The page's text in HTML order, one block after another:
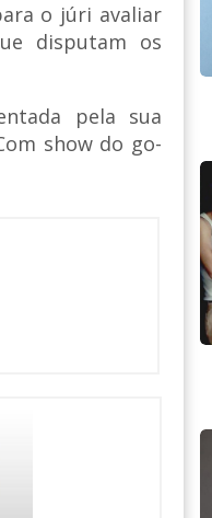
o júri avaliar
disputam os
pela sua
show do go-